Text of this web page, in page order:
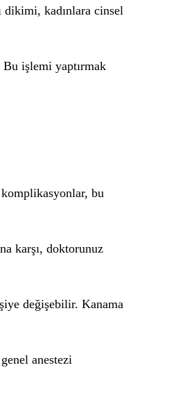
dikimi, kadınlara cinsel
Bu işlemi yaptırmak
bu
karşı, doktorunuz
değişebilir. Kanama
anestezi